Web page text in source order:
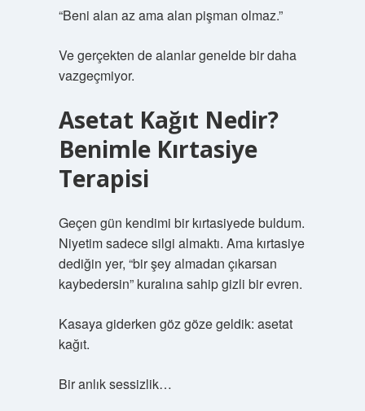
“Beni alan az ama alan pişman olmaz.”
Ve gerçekten de alanlar genelde bir daha
vazgeçmiyor.
Asetat Kağıt Nedir?
Benimle Kırtasiye
Terapisi
Geçen gün kendimi bir kırtasiyede buldum.
Niyetim sadece silgi almaktı. Ama kırtasiye
dediğin yer, “bir şey almadan çıkarsan
kaybedersin” kuralına sahip gizli bir evren.
Kasaya giderken göz göze geldik: asetat
kağıt.
Bir anlık sessizlik…